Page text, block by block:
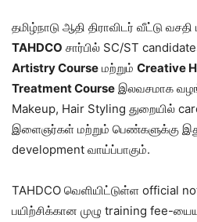
தமிழ்நாடு ஆதி திராவிடர் வீட்டு
TAHDCO சார்பில் SC/ST
Artistry Course மற்றும் Creative
Treatment Course இலவசமாக
Makeup, Hair Styling துறையில்
இளைஞர்கள் மற்றும் பெண்களுக்கு
development வாய்ப்பாகும்.
TAHDCO வெளியிட்டுள்ள official
பயிற்சிக்கான முழு training fee-